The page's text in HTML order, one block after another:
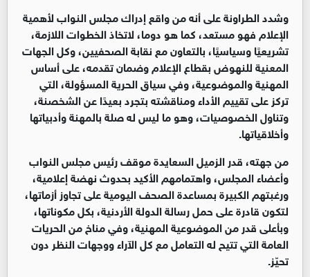
وشدد الطراونة على أنه من واقع إدراك مجلس النواب لأهمية
الإعلام فهو مستعد، كما هو دوما، لاتخاذ الخطوات اللازمة،
تشريعيًا وسياسيًا، بالتعاون مع نقابة الصحفيين، وكل الجهات
المعنية للنهوض بقطاع الإعلام وضمان تقدمه، على أساس
المهنية والموضوعية، وفي سياق الحرية المسؤولة، التي
تركز على تقييم الأداء ومناقشته بتجرد بعيدًا عن الشخصنة،
وتناول الخصوصيات، وهو ما ليس له صلة بالمهنة وأدبياتها
وأخلاقياتها.
من جهته، قدر الزميل السعايدة موقف رئيس مجلس النواب
وأعضاء المجلس، واهتمامهم الأكيد بحدوث نهضة إعلامية،
ورغبتهم الكبيرة بمساعدة الصحف اليومية على تجاوز أزماتها،
لتكون قادرة على حمل رسالة الدولة الأردنية، بكل مكوناتها،
وبأعلى قدر من الموضوعية المهنية، وفي مناخ من الحريات
العامة التي تتيح له التعامل مع كل الآراء ووجهات النظر دون
تحيّز.